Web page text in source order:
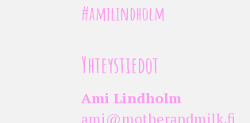
#amilindholm
Yhteystiedot
Ami Lindholm
ami@motherandmilk.fi